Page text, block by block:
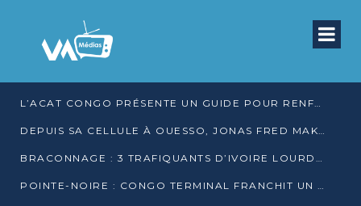
L’ACAT CONGO PRÉSENTE UN GUIDE POUR RENFORCER LES GARANTIES JUDICIAIRES EN GARDE À VUE
DEPUIS SA CELLULE À OUESSO, JONAS FRED MAKITA DÉNONCE CE QU’IL QUALIFIE DE DÉNI DE JUSTICE
BRACONNAGE : 3 TRAFIQUANTS D’IVOIRE LOURDEMENT CONDAMNÉS À DJAMBALA
POINTE-NOIRE : CONGO TERMINAL FRANCHIT UN CAP HISTORIQUE AVEC 99 MOUVEMENTS/HEURE